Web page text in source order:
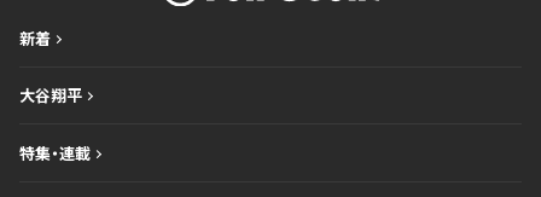
新着
大谷翔平
特集・連載